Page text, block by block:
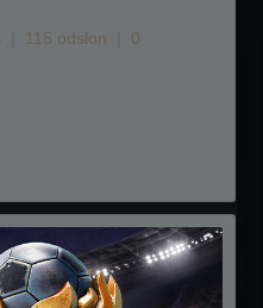
| 115 odsłon |
0